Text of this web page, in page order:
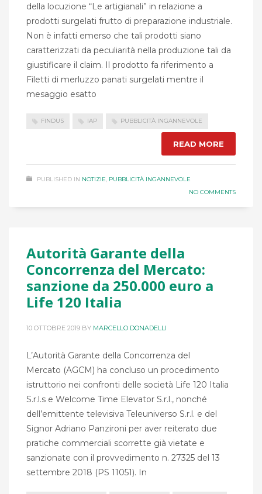
della locuzione “Le artigianali” in relazione a
prodotti surgelati frutto di preparazione industriale.
Non è infatti emerso che tali prodotti siano
caratterizzati da peculiarità nella produzione tali da
giustificare il claim. Il prodotto fa riferimento a
Filetti di merluzzo panati surgelati mentre il
mesaggio esatto
FINDUS IAP PUBBLICITÀ INGANNEVOLE
READ MORE
PUBLISHED IN NOTIZIE PUBBLICITÀ INGANNEVOLE
NO COMMENTS
Autorità Garante della
Concorrenza del Mercato:
sanzione da 250.000 euro a
Life 120 Italia
10 OTTOBRE 2019 BY MARCELLO DONADELLI
L’Autorità Garante della Concorrenza del
Mercato (AGCM) ha concluso un procedimento
istruttorio nei confronti delle società Life 120 Italia
S.r.l.s e Welcome Time Elevator S.r.l., nonché
dell’emittente televisiva Teleuniverso S.r.l. e del
Signor Adriano Panzironi per aver reiterato due
pratiche commerciali scorrette già vietate e
sanzionate con il provvedimento n. 27325 del 13
settembre 2018 (PS 11051). In